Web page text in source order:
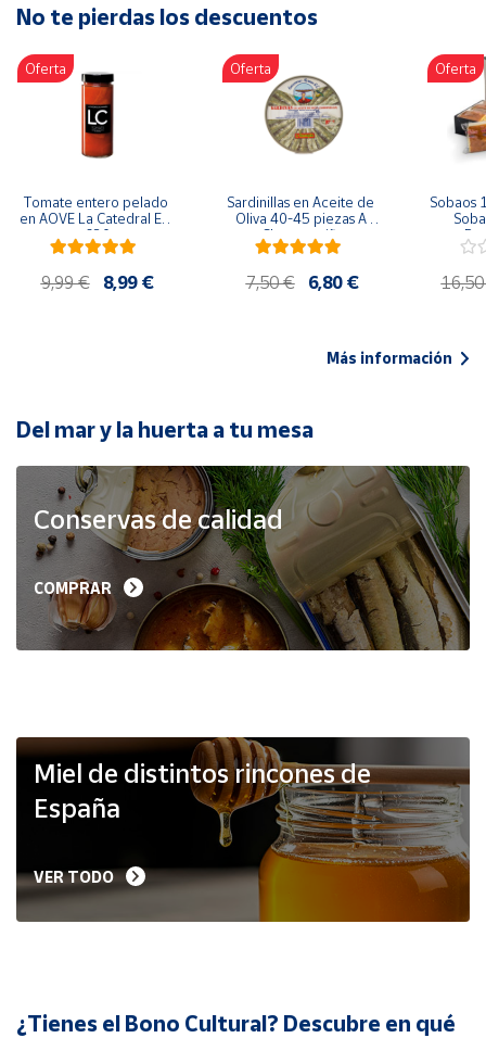
Artesanía
Oficina y
Papelería
Para Canarias,
Ceuta y Melilla
populares
Bono
Cultural
de Correos
Market
Productos
Solidarios
Ayuda
Vendedores
Mapa de
Hazte
vendedor
Cuenta
No te pierdas los descuentos
Oferta
Tomate entero pelado
en AOVE La Catedral ER-
630
9,99 € 8,99 €
Oferta
Sardinillas en Aceite de
Oliva 40-45 piezas A
Churrusquiña
7,50 € 6,80 €
Oferta
Sobaos
Más información
Del mar y la huerta a tu mesa
Conservas de calidad
COMPRAR
Miel de distintos rincones de
España
VER TODO
¿Tienes el Bono Cultural? Descubre en qué